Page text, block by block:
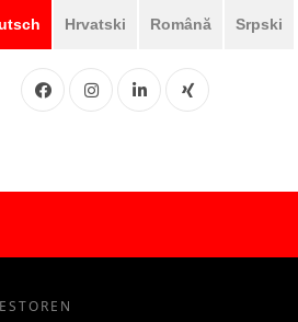
Hrvatski Română Srpski
FacebookInstgramLinkedINXING